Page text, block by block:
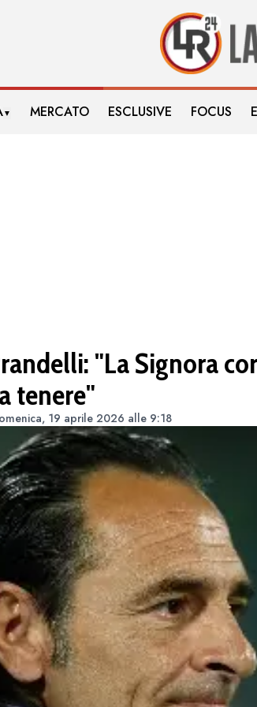
▼ MERCATO ESCLUSIVE FOCUS
"La Signora
tenere"
19 aprile 2026 alle 9:18